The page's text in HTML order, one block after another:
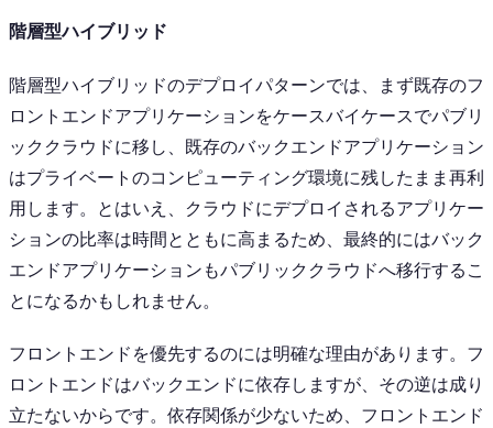
階層型ハイブリッド
階層型ハイブリッドのデプロイパターンでは、まず既存のフ
ロントエンドアプリケーションをケースバイケースでパブリ
ッククラウドに移し、既存のバックエンドアプリケーション
はプライベートのコンピューティング環境に残したまま再利
用します。とはいえ、クラウドにデプロイされるアプリケー
ションの比率は時間とともに高まるため、最終的にはバック
エンドアプリケーションもパブリッククラウドへ移行するこ
とになるかもしれません。
フロントエンドを優先するのには明確な理由があります。フ
ロントエンドはバックエンドに依存しますが、その逆は成り
立たないからです。依存関係が少ないため、フロントエンド